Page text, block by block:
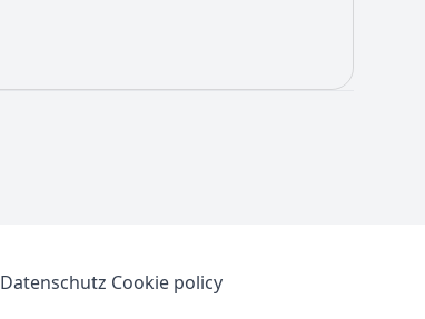
Datenschutz Cookie policy